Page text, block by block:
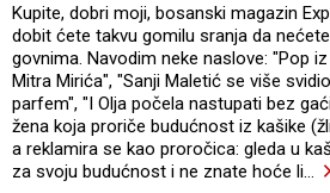
Kupite, dobri moji, bosanski magazin
dobit ćete takvu gomilu sranja da
govnima. Navodim neke naslove: "Pop
Mitra Mirića", "Sanji Maletić se više
parfem", "I Olja počela nastupati bez
žena koja proriče budućnost iz kašike
a reklamira se kao proročica: gleda u
za svoju budućnost i ne znate hoće li